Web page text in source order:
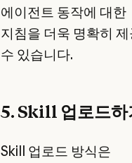
에이전트 동작에 대한
지침을 더욱 명확히
수 있습니다.
5. Skill 업로드하
Skill 업로드 방식은